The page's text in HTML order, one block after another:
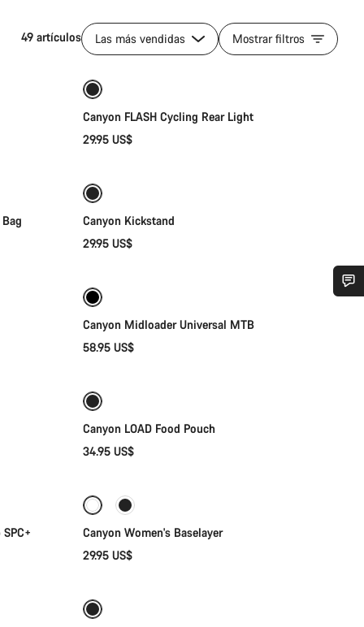
49 artículos Las más vendidas Mostrar filtros
Añadir al carrito
Canyon FLASH Cycling Rear Light
29.95 US$
Canyon Kickstand
29.95 US$
Canyon Midloader Universal MTB
58.95 US$
Canyon LOAD Food Pouch
34.95 US$
Canyon Women's Baselayer
29.95 US$
ayuda?